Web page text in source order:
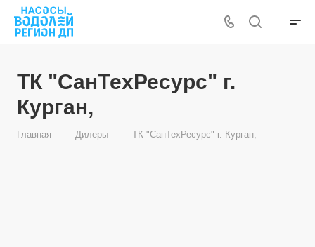
ТК "СанТехРесурс" г.
Курган,
Главная — Дилеры — ТК "СанТехРесурс" г. Курган,